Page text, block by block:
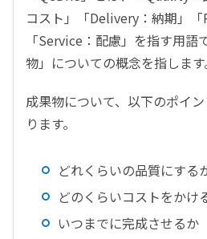
コスト」「Delivery：納期」「
「Service：配慮」を指す用語
物」についての概念を指します
成果物について、以下のポイ
ります。
どれくらいの品質にする
どのくらいコストをかけ
いつまでに完成させるか